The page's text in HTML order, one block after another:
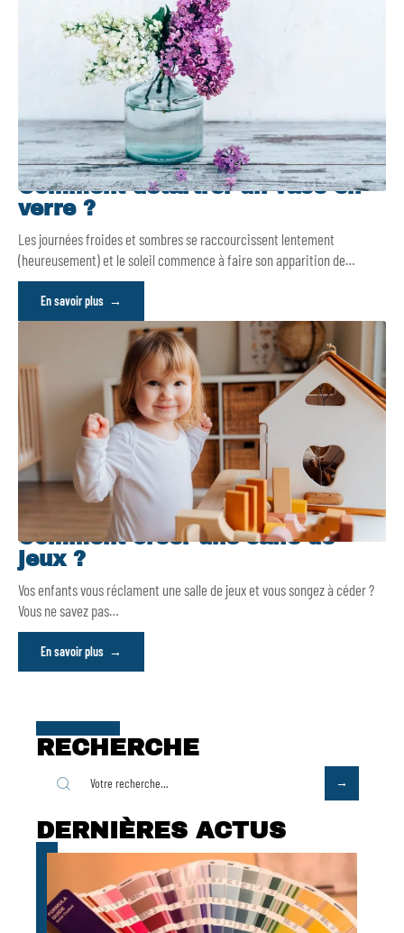
Comment détartrer un vase en
verre ?
Les journées froides et sombres se raccourcissent lentement
(heureusement) et le soleil commence à faire son apparition de…
En savoir plus
Comment créer une salle de
jeux ?
Vos enfants vous réclament une salle de jeux et vous songez à céder ?
Vous ne savez pas…
En savoir plus
RECHERCHE
DERNIÈRES ACTUS